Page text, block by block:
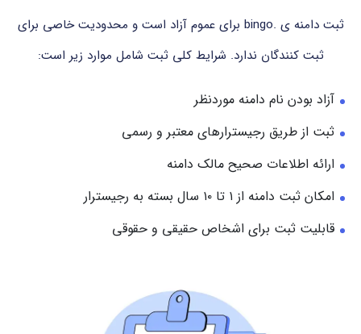
ثبت دامنه ی .bingo برای عموم آزاد است و محدودیت خاصی برای
ثبت کنندگان ندارد. شرایط کلی ثبت شامل موارد زیر است:
آزاد بودن نام دامنه موردنظر
ثبت از طریق رجیسترارهای معتبر و رسمی
ارائه اطلاعات صحیح مالک دامنه
امکان ثبت دامنه از ۱ تا ۱۰ سال بسته به رجیسترار
قابلیت ثبت برای اشخاص حقیقی و حقوقی